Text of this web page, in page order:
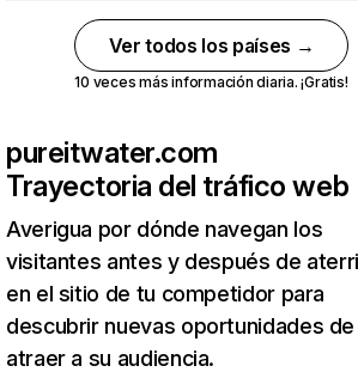
Ver todos los países →
10 veces más información diaria. ¡Gratis!
pureitwater.com
Trayectoria del tráfico web
Averigua por dónde navegan los
visitantes antes y después de
en el sitio de tu competidor para
descubrir nuevas oportunidades de
atraer a su audiencia.